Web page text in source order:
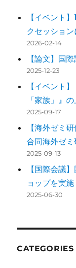
【イベント
クセッショ
2026-02-14
【論文】国
2025-12-23
【イベント
「家族」』
2025-09-17
【海外ゼミ
合同海外ゼ
2025-09-13
【国際会議
ョップを実施
2025-06-30
CATEGORIES